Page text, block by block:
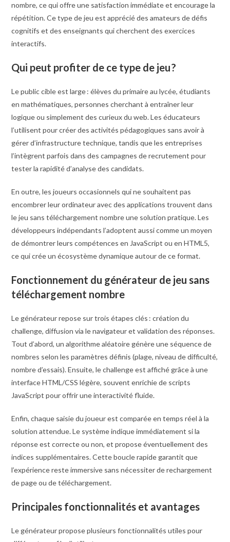
nombre, ce qui offre une satisfaction immédiate et encourage la
répétition. Ce type de jeu est apprécié des amateurs de défis
cognitifs et des enseignants qui cherchent des exercices
interactifs.
Qui peut profiter de ce type de jeu ?
Le public cible est large : élèves du primaire au lycée, étudiants
en mathématiques, personnes cherchant à entraîner leur
logique ou simplement des curieux du web. Les éducateurs
l’utilisent pour créer des activités pédagogiques sans avoir à
gérer d’infrastructure technique, tandis que les entreprises
l’intègrent parfois dans des campagnes de recrutement pour
tester la rapidité d’analyse des candidats.
En outre, les joueurs occasionnels qui ne souhaitent pas
encombrer leur ordinateur avec des applications trouvent dans
le jeu sans téléchargement nombre une solution pratique. Les
développeurs indépendants l’adoptent aussi comme un moyen
de démontrer leurs compétences en JavaScript ou en HTML5,
ce qui crée un écosystème dynamique autour de ce format.
Fonctionnement du générateur de jeu sans
téléchargement nombre
Le générateur repose sur trois étapes clés : création du
challenge, diffusion via le navigateur et validation des réponses.
Tout d’abord, un algorithme aléatoire génère une séquence de
nombres selon les paramètres définis (plage, niveau de difficulté,
nombre d’essais). Ensuite, le challenge est affiché grâce à une
interface HTML/CSS légère, souvent enrichie de scripts
JavaScript pour offrir une interactivité fluide.
Enfin, chaque saisie du joueur est comparée en temps réel à la
solution attendue. Le système indique immédiatement si la
réponse est correcte ou non, et propose éventuellement des
indices supplémentaires. Cette boucle rapide garantit que
l’expérience reste immersive sans nécessiter de rechargement
de page ou de téléchargement.
Principales fonctionnalités et avantages
Le générateur propose plusieurs fonctionnalités utiles pour